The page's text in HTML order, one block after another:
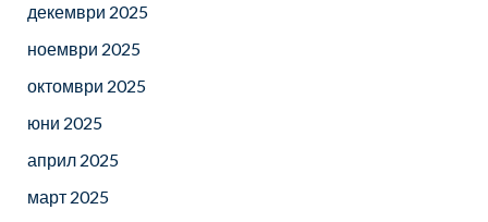
декември 2025
ноември 2025
октомври 2025
юни 2025
април 2025
март 2025